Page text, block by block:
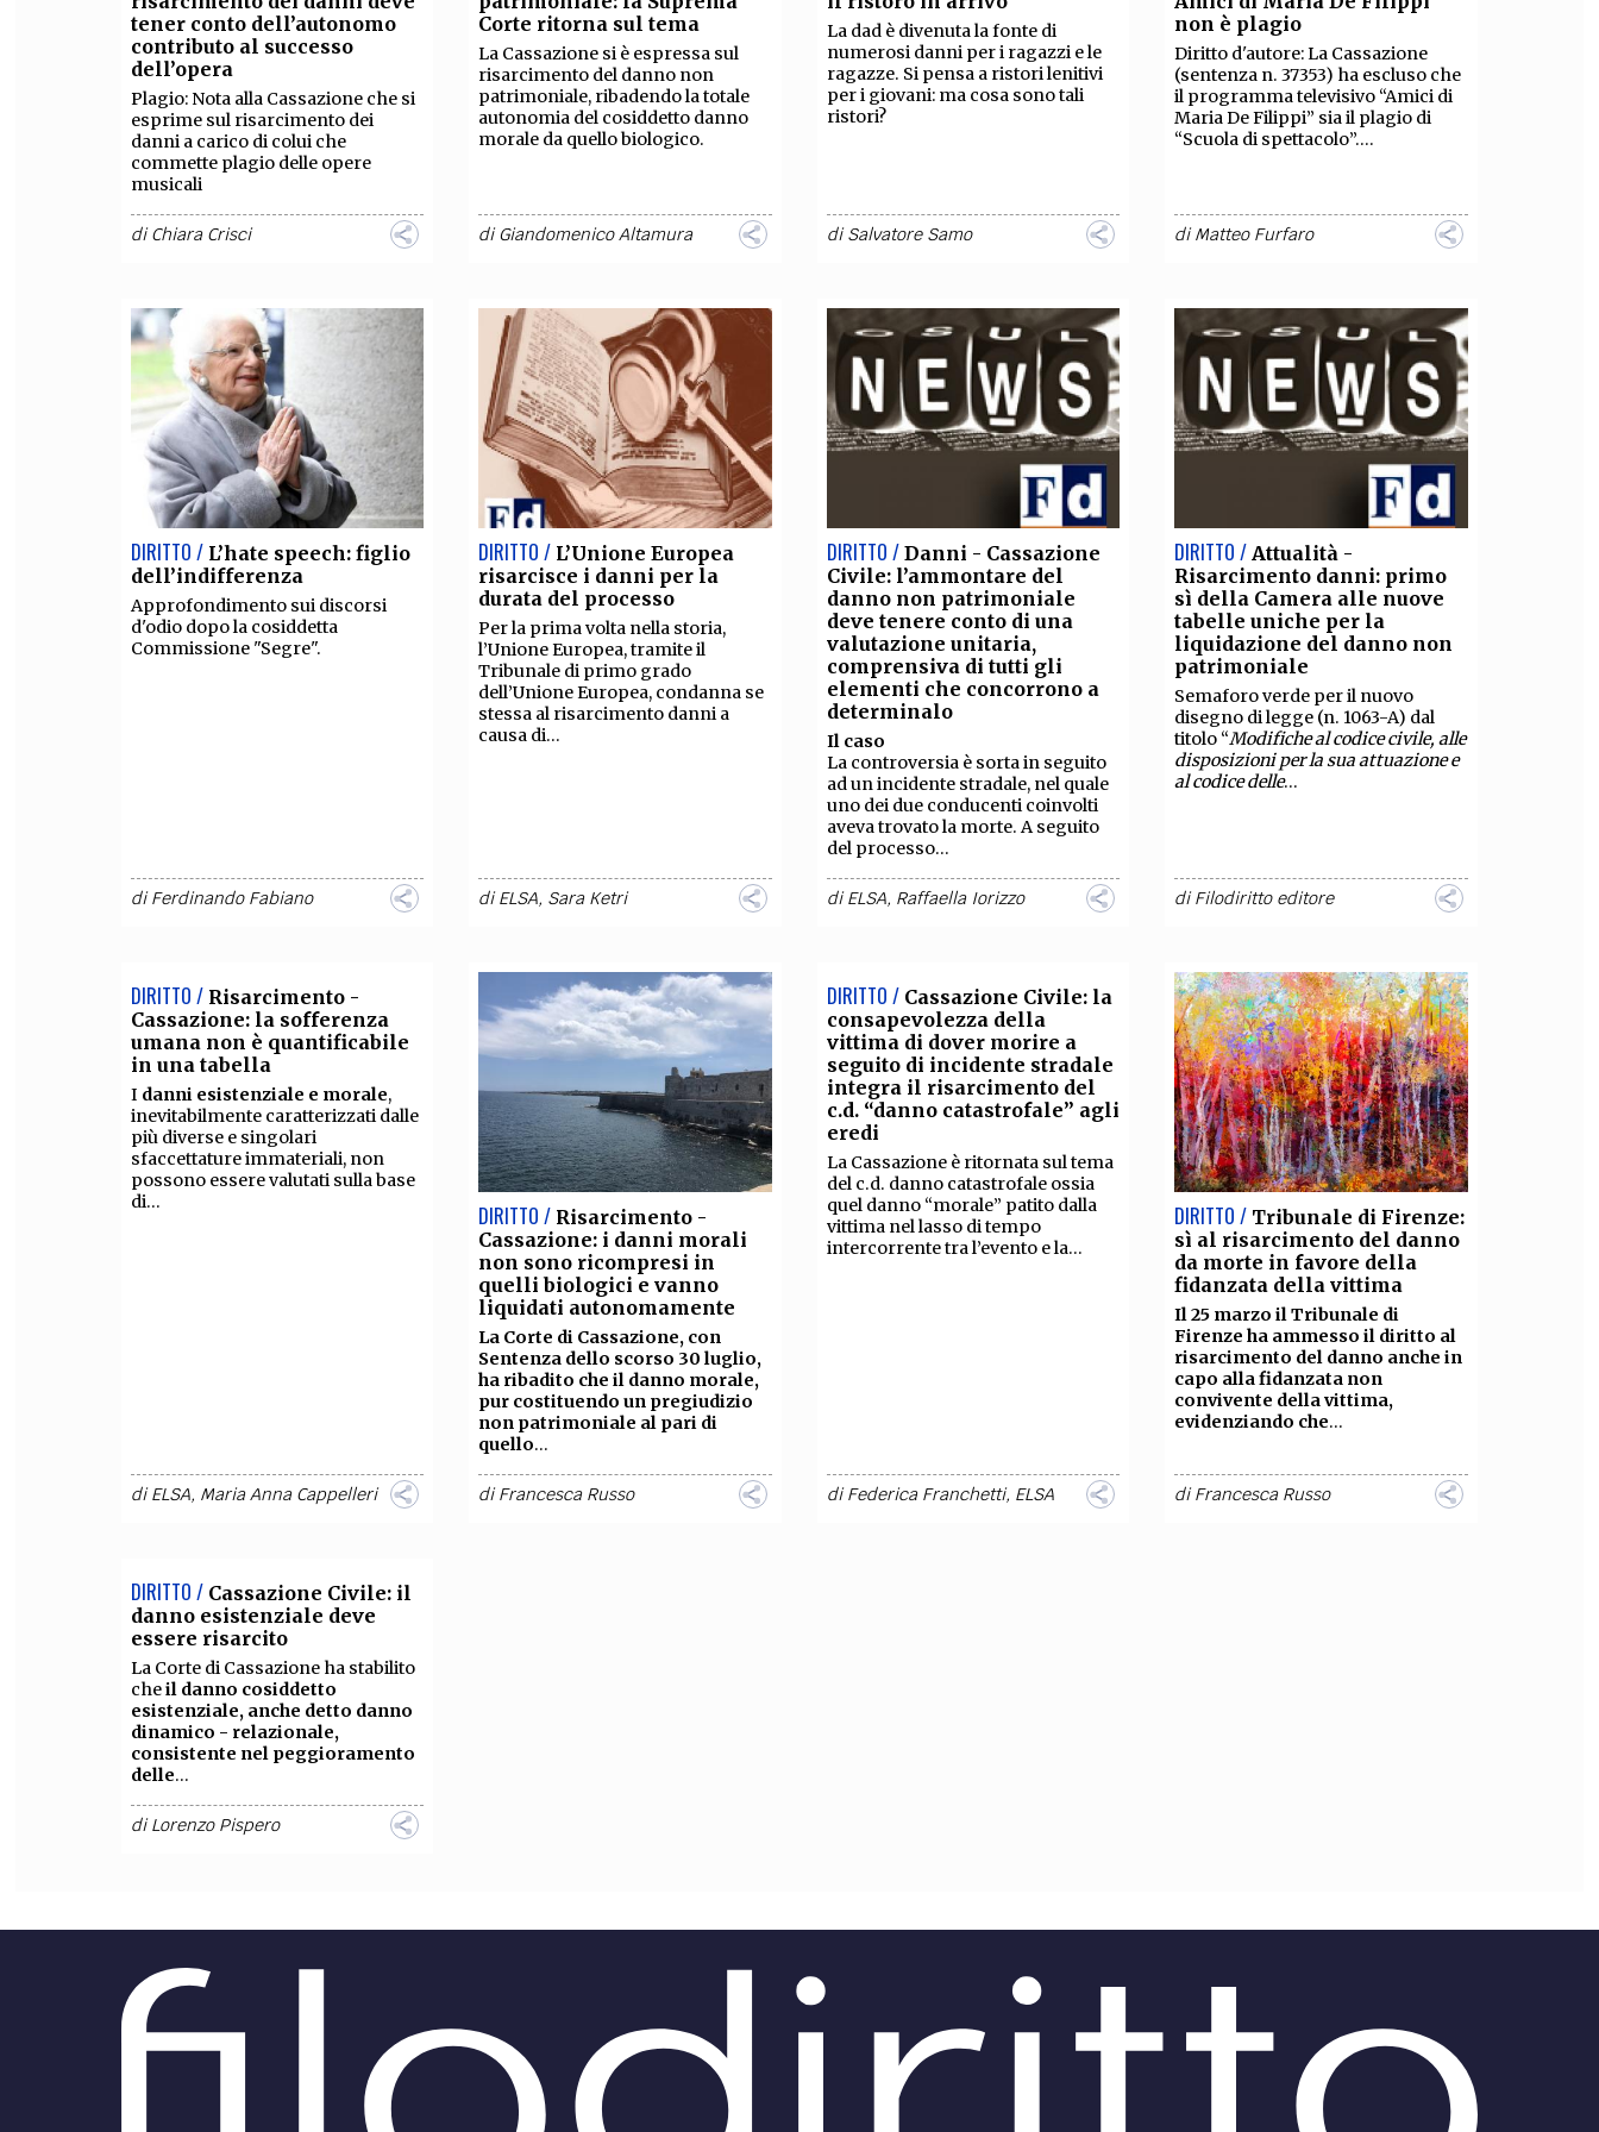
FILODIRITTO REDAZIONE COMITATO SCIENTIFICO CURATORI FOTOGRAFI PARTNER COLLABORA CON NOI
EXTRA
RUBRICHE
SOCIAL MEDIA
tener conto dell’autonomo
contributo al successo
dell’opera
Plagio: Nota alla Cassazione che si
esprime sul risarcimento dei
danni a carico di colui che
commette plagio delle opere
musicali
diChiara Crisci
Corte ritorna sul tema
La Cassazione si è espressa sul
risarcimento del danno non
patrimoniale, ribadendo la totale
autonomia del cosiddetto danno
morale da quello biologico.
diGiandomenico Altamura
La dad è divenuta la fonte di
numerosi danni per i ragazzi e le
ragazze. Si pensa a ristori lenitivi
per i giovani: ma cosa sono tali
ristori?
diSalvatore Samo
non è plagio
Diritto d'autore: La Cassazione
(sentenza n. 37353) ha escluso che
il programma televisivo “Amici di
Maria De Filippi” sia il plagio di
“Scuola di spettacolo”....
diMatteo Furfaro
DIRITTO / L’hate speech: figlio
dell’indifferenza
Approfondimento sui discorsi
d'odio dopo la cosiddetta
Commissione "Segre".
diFerdinando Fabiano
DIRITTO / L’Unione Europea
risarcisce i danni per la
durata del processo
Per la prima volta nella storia,
l’Unione Europea, tramite il
Tribunale di primo grado
dell’Unione Europea, condanna se
stessa al risarcimento danni a
causa di...
diELSA, Sara Ketri
DIRITTO / Danni - Cassazione
Civile: l’ammontare del
danno non patrimoniale
deve tenere conto di una
valutazione unitaria,
comprensiva di tutti gli
elementi che concorrono a
determinalo
Il caso
La controversia è sorta in seguito
ad un incidente stradale, nel quale
uno dei due conducenti coinvolti
aveva trovato la morte. A seguito
del processo...
diELSA, Raffaella Iorizzo
DIRITTO / Attualità -
Risarcimento danni: primo
sì della Camera alle nuove
tabelle uniche per la
liquidazione del danno non
patrimoniale
Semaforo verde per il nuovo
disegno di legge (n. 1063-A) dal
titolo “Modifiche al codice civile, alle
disposizioni per la sua attuazione e
al codice delle...
diFilodiritto editore
DIRITTO / Risarcimento -
Cassazione: la sofferenza
umana non è quantificabile
in una tabella
I danni esistenziale e morale,
inevitabilmente caratterizzati dalle
più diverse e singolari
sfaccettature immateriali, non
possono essere valutati sulla base
di...
diELSA, Maria Anna Cappelleri
DIRITTO / Risarcimento -
Cassazione: i danni morali
non sono ricompresi in
quelli biologici e vanno
liquidati autonomamente
La Corte di Cassazione, con
Sentenza dello scorso 30 luglio,
ha ribadito che il danno morale,
pur costituendo un pregiudizio
non patrimoniale al pari di
quello...
diFrancesca Russo
DIRITTO / Cassazione Civile: la
consapevolezza della
vittima di dover morire a
seguito di incidente stradale
integra il risarcimento del
c.d. “danno catastrofale” agli
eredi
La Cassazione è ritornata sul tema
del c.d. danno catastrofale ossia
quel danno “morale” patito dalla
vittima nel lasso di tempo
intercorrente tra l’evento e la...
diFederica Franchetti, ELSA
DIRITTO / Tribunale di Firenze:
sì al risarcimento del danno
da morte in favore della
fidanzata della vittima
Il 25 marzo il Tribunale di
Firenze ha ammesso il diritto al
risarcimento del danno anche in
capo alla fidanzata non
convivente della vittima,
evidenziando che...
diFrancesca Russo
DIRITTO / Cassazione Civile: il
danno esistenziale deve
essere risarcito
La Corte di Cassazione ha stabilito
cheil danno cosiddetto
esistenziale, anche detto danno
dinamico - relazionale,
consistente nel peggioramento
delle...
diLorenzo Pispero